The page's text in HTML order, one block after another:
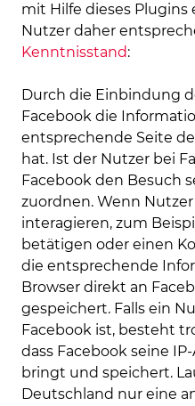
mit Hilfe dieses
Nutzer daher
Kenntnisstand:
Durch die Einbindung
Facebook die
entsprechende Seite
hat. Ist der Nutzer bei
Facebook den Besuch
zuordnen. Wenn
interagieren, zum
betätigen oder einen
die entsprechende
Browser direkt an
gespeichert. Falls ein
Facebook ist, besteht
dass Facebook seine
bringt und speichert.
Deutschland nur eine